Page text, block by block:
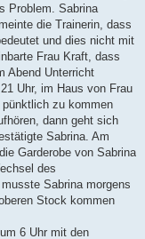
Problem. Sabrina
die Trainerin, dass
und dies nicht mit
Frau Kraft, dass
Abend Unterricht
Uhr, im Haus von Frau
zu kommen
dann geht sich
Sabrina. Am
Garderobe von Sabrina
des
Sabrina morgens
Stock kommen
6 Uhr mit den